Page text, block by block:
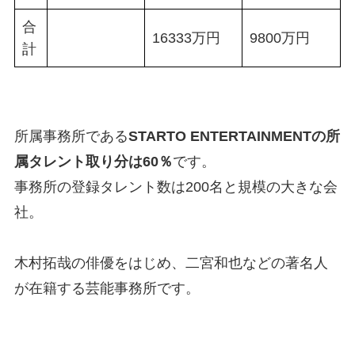
合
計
16333万円 9800万円
所属事務所であるSTARTO ENTERTAINMENTの所
属タレント取り分は60％です。
事務所の登録タレント数は200名と規模の大きな会
社。
木村拓哉の俳優をはじめ、二宮和也などの著名人
が在籍する芸能事務所です。